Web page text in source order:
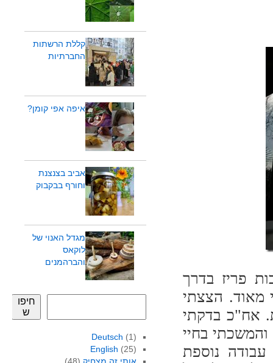
פריז בדרך
מאוד. הצצתי
אח"כ בדקתי
בחיי
עבודה נוספת
קללת הרשתות
החברתיות
איפה אפי קומן?
אביב בצנצנת
וחורף בבקבוק
מגדל האנוי של
לוקאס
והברהמנים
חיפו
ש
Deutsch (1)
English (25)